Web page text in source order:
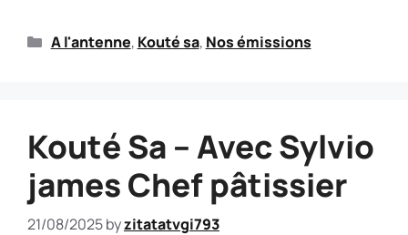
A l'antenne, Kouté sa, Nos émissions
Kouté Sa – Avec Sylvio
james Chef pâtissier
21/08/2025byzitatatvgi793